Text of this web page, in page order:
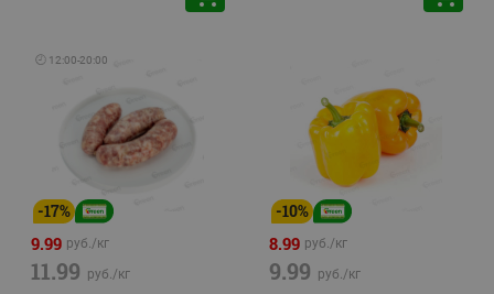
🕘 12:00-20:00
-17%
9.99 руб./кг
11.99 руб./кг
-10%
8.99 руб./кг
9.99 руб./кг